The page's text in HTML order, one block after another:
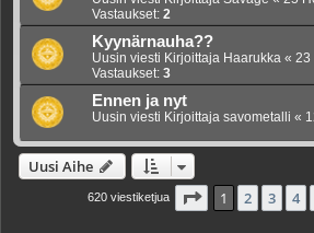
Vastaukset: 2
Kyynärnauha??
Uusin viesti Kirjoittaja Haarukka « 23
Vastaukset: 3
Ennen ja nyt
Uusin viesti Kirjoittaja savometalli «
Uusi Aihe
620 viestiketjua Sivu /16
1 2 3 4